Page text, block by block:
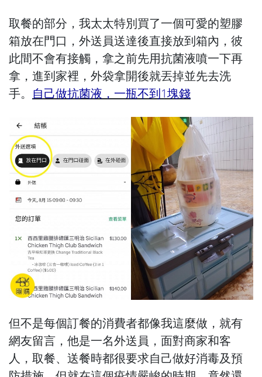
取餐的部分，我太太特別買了一個可愛的塑膠
箱放在門口，外送員送達後直接放到箱內，彼
此間不會有接觸，拿之前先用抗菌液噴一下再
拿，進到家裡，外袋拿開後就丟掉並先去洗
手。 自己做抗菌液，一瓶不到1塊錢
但不是每個訂餐的消費者都像我這麼做，就有
網友留言，他是一名外送員，面對商家和客
人，取餐、送餐時都很要求自己做好消毒及預